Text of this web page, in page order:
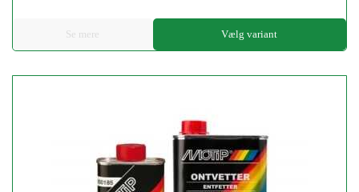
Se mere Vælg variant